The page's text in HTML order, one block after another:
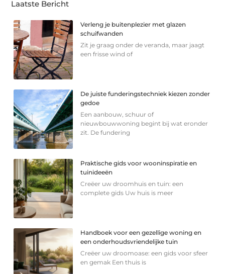
Laatste Bericht
Verleng je buitenplezier met glazen
schuifwanden
Zit je graag onder de veranda, maar jaagt
een frisse wind of
De juiste funderingstechniek kiezen zonder
gedoe
Een aanbouw, schuur of
nieuwbouwwoning begint bij wat eronder
zit. De fundering
Praktische gids voor wooninspiratie en
tuinideeën
Creëer uw droomhuis en tuin: een
complete gids Uw huis is meer
Handboek voor een gezellige woning en
een onderhoudsvriendelijke tuin
Creëer uw droomoase: een gids voor sfeer
en gemak Een thuis is